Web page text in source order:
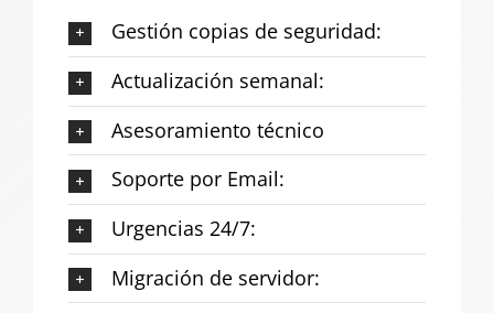
Gestión copias de seguridad:
Actualización semanal:
Asesoramiento técnico
Soporte por Email:
Urgencias 24/7:
Migración de servidor: